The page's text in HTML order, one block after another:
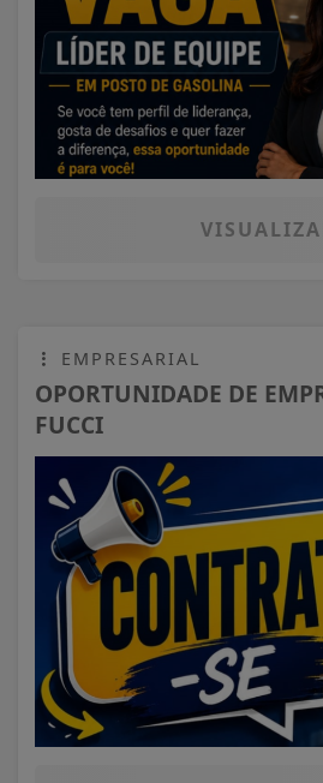
EMPRESARIAL
OPORTUNIDADE DE
FUCCI